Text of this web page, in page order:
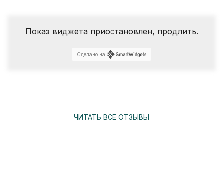
Показ виджета приостановлен, продлить.
Сделано на
ЧИТАТЬ ВСЕ ОТЗЫВЫ